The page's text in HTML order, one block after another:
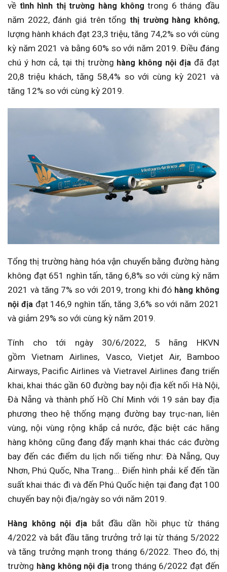
về tình hình thị trường hàng không trong 6 tháng đầu
năm 2022, đánh giá trên tổng thị trường hàng không,
lượng hành khách đạt 23,3 triệu, tăng 74,2% so với cùng
kỳ năm 2021 và bằng 60% so với năm 2019. Điều đáng
chú ý hơn cả, tại thị trường hàng không nội địa đã đạt
20,8 triệu khách, tăng 58,4% so với cùng kỳ 2021 và
tăng 12% so với cùng kỳ 2019.
Tổng thị trường hàng hóa vận chuyển bằng đường hàng
không đạt 651 nghìn tấn, tăng 6,8% so với cùng kỳ năm
2021 và tăng 7% so với 2019, trong khi đó hàng không
nội địa đạt 146,9 nghìn tấn, tăng 3,6% so với năm 2021
và giảm 29% so với cùng kỳ năm 2019.
Tính cho tới ngày 30/6/2022, 5 hãng HKVN
gồm Vietnam Airlines, Vasco, Vietjet Air, Bamboo
Airways, Pacific Airlines và Vietravel Airlines đang triển
khai, khai thác gần 60 đường bay nội địa kết nối Hà Nội,
Đà Nẵng và thành phố Hồ Chí Minh với 19 sân bay địa
phương theo hệ thống mạng đường bay trục-nan, liên
vùng, nội vùng rộng khắp cả nước, đặc biệt các hãng
hàng không cũng đang đẩy mạnh khai thác các đường
bay đến các điểm du lịch nổi tiếng như: Đà Nẵng, Quy
Nhơn, Phú Quốc, Nha Trang... Điển hình phải kể đến tần
suất khai thác đi và đến Phú Quốc hiện tại đang đạt 100
chuyến bay nội địa/ngày so với năm 2019.
Hàng không nội địa bắt đầu dần hồi phục từ tháng
4/2022 và bắt đầu tăng trưởng trở lại từ tháng 5/2022
và tăng trưởng mạnh trong tháng 6/2022. Theo đó, thị
trường hàng không nội địa trong tháng 6/2022 đạt đến